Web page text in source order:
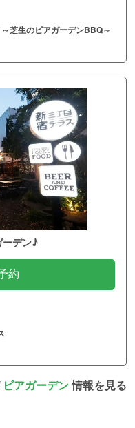
芝生のビアガーデンBBQ～
ーデン♪
約
ビアガーデン情報を見る